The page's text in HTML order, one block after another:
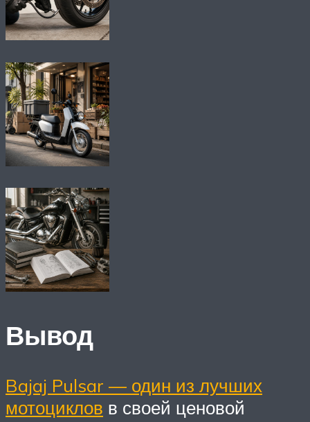
Вывод
Bajaj Pulsar — один из лучших
мотоциклов в своей ценовой